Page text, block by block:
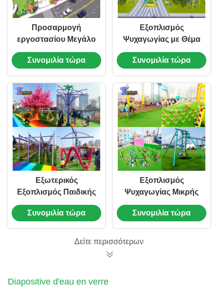
Προσαρμογή
εργοστασίου Μεγάλο
εξοπλισμό
διασκέδασης
εξοπλισμός
διασκέδασης
Συνομιλία τώρα
Εξοπλισμός
Ψυχαγωγίας με Θέμα
και Προσαρμογή,
Μεγάλος Εξοπλισμός
Συνομιλία τώρα
Εξωτερικός
Εξοπλισμός Παιδικής
Χαράς Ψυχαγωγίας
Διάφορων Τύπων
Συνομιλία τώρα
Εξοπλισμός
Ψυχαγωγίας Μικρής
Κλίμακας
Προσαρμογής
Συνομιλία τώρα
Δείτε περισσότερων
Diapositive d'eau en verre